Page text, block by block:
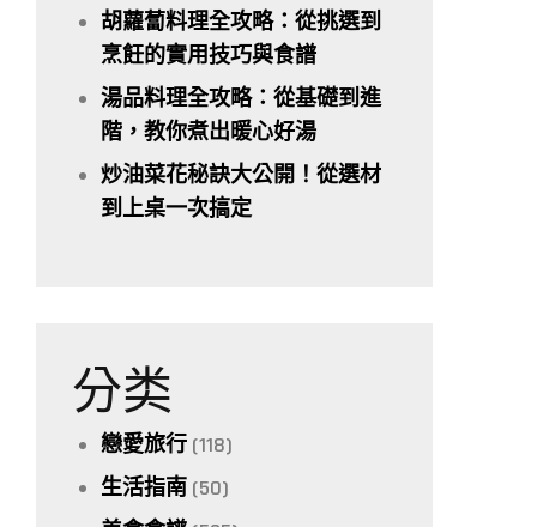
胡蘿蔔料理全攻略：從挑選到
烹飪的實用技巧與食譜
湯品料理全攻略：從基礎到進
階，教你煮出暖心好湯
炒油菜花秘訣大公開！從選材
到上桌一次搞定
分类
戀愛旅行 (118)
生活指南 (50)